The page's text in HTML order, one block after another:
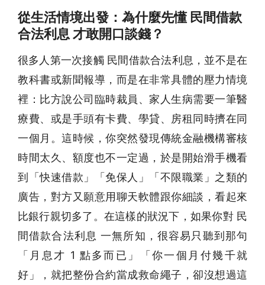
從生活情境出發：為什麼先懂 民間借款
合法利息 才敢開口談錢？
很多人第一次接觸 民間借款合法利息，並不是在
教科書或新聞報導，而是在非常具體的壓力情境
裡：比方說公司臨時裁員、家人生病需要一筆醫
療費、或是手頭有卡費、學貸、房租同時擠在同
一個月。這時候，你突然發現傳統金融機構審核
時間太久、額度也不一定過，於是開始滑手機看
到「快速借款」「免保人」「不限職業」之類的
廣告，對方又願意用聊天軟體跟你細談，看起來
比銀行親切多了。在這樣的狀況下，如果你對 民
間借款合法利息 一無所知，很容易只聽到那句
「月息才 1 點多而已」「你一個月付幾千就
好」，就把整份合約當成救命繩子，卻沒想過這